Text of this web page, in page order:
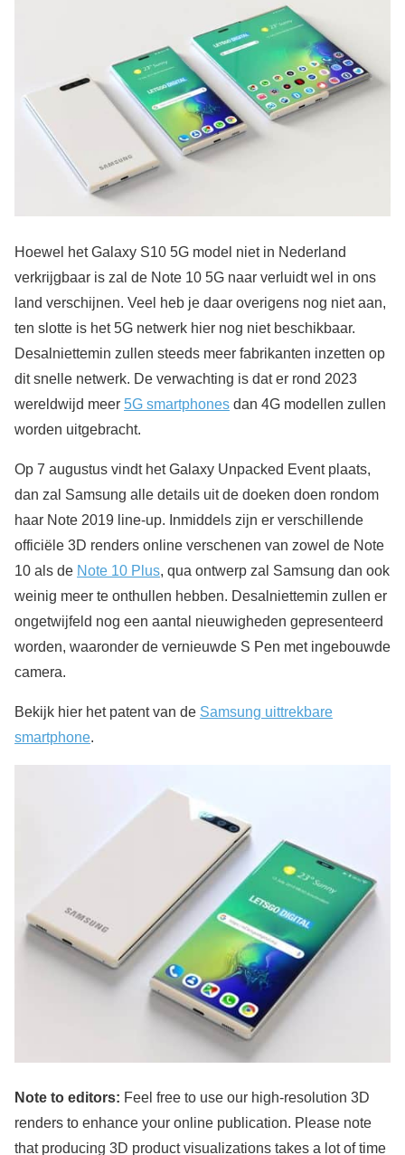
Hoewel het Galaxy S10 5G model niet in Nederland
verkrijgbaar is zal de Note 10 5G naar verluidt wel in ons
land verschijnen. Veel heb je daar overigens nog niet aan,
ten slotte is het 5G netwerk hier nog niet beschikbaar.
Desalniettemin zullen steeds meer fabrikanten inzetten op
dit snelle netwerk. De verwachting is dat er rond 2023
wereldwijd meer 5G smartphones dan 4G modellen zullen
worden uitgebracht.
Op 7 augustus vindt het Galaxy Unpacked Event plaats,
dan zal Samsung alle details uit de doeken doen rondom
haar Note 2019 line-up. Inmiddels zijn er verschillende
officiële 3D renders online verschenen van zowel de Note
10 als de Note 10 Plus, qua ontwerp zal Samsung dan ook
weinig meer te onthullen hebben. Desalniettemin zullen er
ongetwijfeld nog een aantal nieuwigheden gepresenteerd
worden, waaronder de vernieuwde S Pen met ingebouwde
camera.
Bekijk hier het patent van de Samsung uittrekbare
smartphone.
Note to editors: Feel free to use our high-resolution 3D
renders to enhance your online publication. Please note
that producing 3D product visualizations takes a lot of time